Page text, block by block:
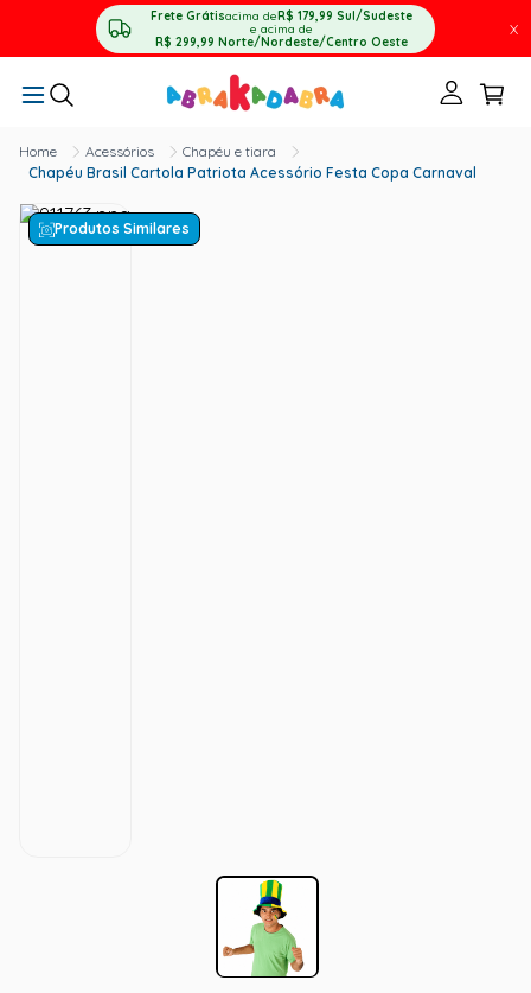
Frete Grátisacima deR$ 179,99 Sul/Sudeste
e acima de
R$ 299,99 Norte/Nordeste/Centro Oeste
X
Acessórios
Chapéu e tiara
Chapéu Brasil Cartola Patriota Acessório Festa Copa Carnaval
Produtos Similares